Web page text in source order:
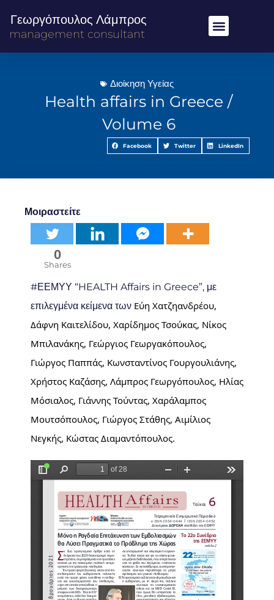
Γεωργόπουλος Λάμπρος
management consultant
Διοίκηση Υγείας
Health affairs in Greece /
Volume 6
Facebook Twitter LinkedIn
Μοιραστείτε
0
Shares
#ΕΕΜΥΥ “HEALTH Affairs in Greece”, με
επιλεγμένα κείμενα των Εύη Χατζηανδρέου,
Δάφνη Καιτελίδου, Χαρίδημος Τσούκας, Νίκος
Μπιλανάκης, Γεώργιος Γεωργακόπουλος,
Γιώργος Παππάς, Κωνσταντίνος Γουργουλιάνης,
Χρήστος Καζάσης, Λάμπρος Γεωργόπουλος, Ηλίας
Μόσιαλος, Γιάννης Τούντας, Χαράλαμπος
Μουτσόπουλος, Γιώργος Στάθης, Αιμίλιος
Νεγκής, Κώστας Διαμαντόπουλος.